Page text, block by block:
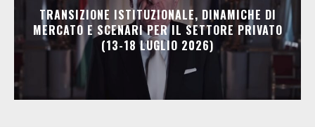
TRANSIZIONE ISTITUZIONALE, DINAMICHE DI
MERCATO E SCENARI PER IL SETTORE PRIVATO
(13-18 LUGLIO 2026)